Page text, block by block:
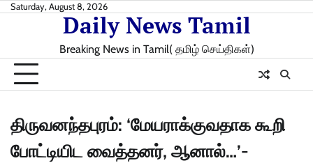
SkipSaturday, August 8, 2026
Daily News Tamil
Breaking News in Tamil( தமிழ் செய்திகள்)
திருவனந்தபுரம்: ‘மேயராக்குவதாக கூறி
போட்டியிட வைத்தனர், ஆனால்…’-